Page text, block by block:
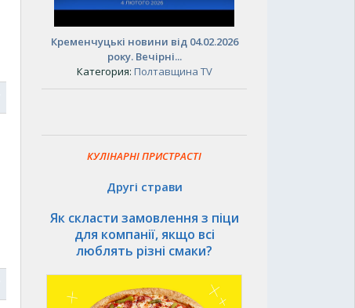
Кременчуцькі новини від 04.02.2026
року. Вечірні...
Категория: Полтавщина TV
КУЛІНАРНІ ПРИСТРАСТІ
Другі страви
Як скласти замовлення з піци
для компанії, якщо всі
люблять різні смаки?